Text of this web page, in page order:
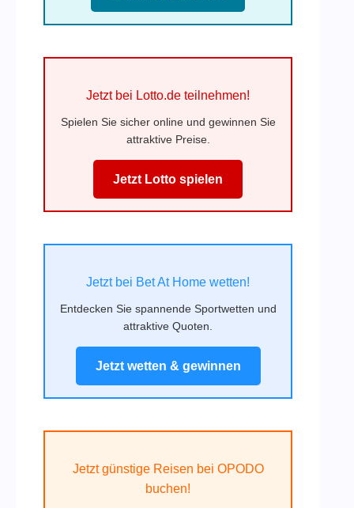
Jetzt bei Lotto.de teilnehmen!
Spielen Sie sicher online und gewinnen Sie
attraktive Preise.
Jetzt Lotto spielen
Jetzt bei Bet At Home wetten!
Entdecken Sie spannende Sportwetten und
attraktive Quoten.
Jetzt wetten & gewinnen
Jetzt günstige Reisen bei OPODO
buchen!